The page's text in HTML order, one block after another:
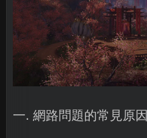
一. 網路問題的常見原因